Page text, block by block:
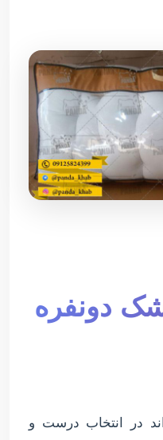
دونفره
در انتخاب درست و